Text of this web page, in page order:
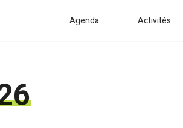
Agenda Activités